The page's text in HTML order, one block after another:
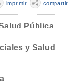
imprimir compartir
Pública
y Salud